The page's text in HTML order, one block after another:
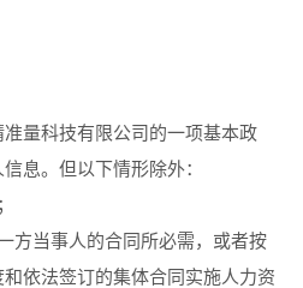
量科技有限公司的一项基本政
息。但以下情形除外：
方当事人的合同所必需，或者按
依法签订的集体合同实施人力资